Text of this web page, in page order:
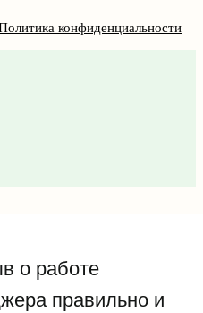
конфиденциальности
о работе
правильно и